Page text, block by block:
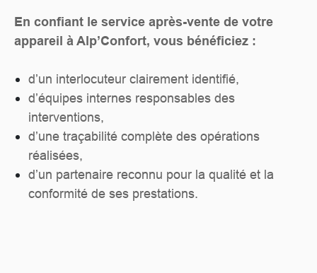
En confiant le service après-vente de votre
appareil à Alp’Confort, vous bénéficiez :
d’un interlocuteur clairement identifié,
d’équipes internes responsables des
interventions,
d’une traçabilité complète des opérations
réalisées,
d’un partenaire reconnu pour la qualité et la
conformité de ses prestations.